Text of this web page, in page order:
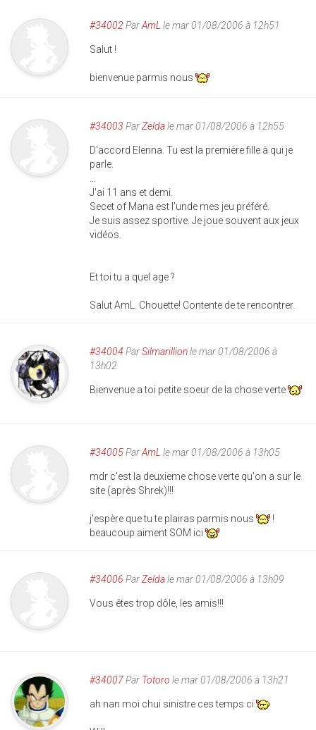
#34002 ParAmL le mar 01/08/2006 à 12h51
Salut !
bienvenue parmis nous
#34003 ParZeldale mar 01/08/2006 à 12h55
D'accord Elenna. Tu est la première fille à qui je
parle.
J'ai 11 ans et demi.
Secet of Mana est l'unde mes jeu préféré.
Je suis assez sportive. Je joue souvent aux jeux
vidéos.
Et toi tu a quel age ?
Salut AmL. Chouette! Contente de te rencontrer.
#34004 ParSilmarillionle mar 01/08/2006 à
13h02
Bienvenue a toi petite soeur de la chose verte
#34005ParAmL le mar 01/08/2006 à 13h05
mdr c'est la deuxieme chose verte qu'on a sur le
site (après Shrek)!!!
j'espère que tu te plairas parmis nous
!
beaucoup aiment SOM ici
#34006 ParZeldale mar 01/08/2006 à 13h09
Vous êtes trop dôle, les amis!!!
#34007Par Totoro le mar 01/08/2006 à 13h21
ah nan moi chui sinistre ces temps ci